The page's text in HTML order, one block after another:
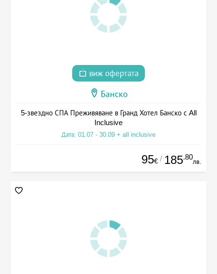
виж офертата
Банско
5-звездно СПА Преживяване в Гранд Хотел Банско с All
Inclusive
Дата: 01.07 - 30.09 + all inclusive
95€ / 185.80
лв.